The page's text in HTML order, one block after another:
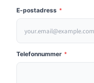
E-postadress *
Telefonnummer *